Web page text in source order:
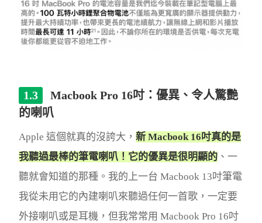
Macbook Pro 16吋：優異、令人驚艷
的喇叭
Apple 這個就真的沒誇大， 新 Macbook 16吋真的是
我聽過最棒的筆電喇叭！它的優異是很明顯的 、一
聽就會知道的那種。我的上一台 Macbook 13吋筆電
我從未用它的內建喇叭來聽過任何一首歌，一定要
外接喇叭或是耳機，但我常常用 Macbook Pro 16吋